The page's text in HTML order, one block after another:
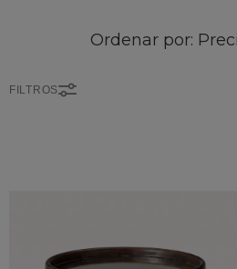
FILTROS
Ordenar por: